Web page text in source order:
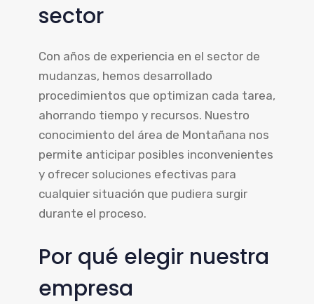
sector
Con años de experiencia en el sector de
mudanzas, hemos desarrollado
procedimientos que optimizan cada tarea,
ahorrando tiempo y recursos. Nuestro
conocimiento del área de Montañana nos
permite anticipar posibles inconvenientes
y ofrecer soluciones efectivas para
cualquier situación que pudiera surgir
durante el proceso.
Por qué elegir nuestra
empresa